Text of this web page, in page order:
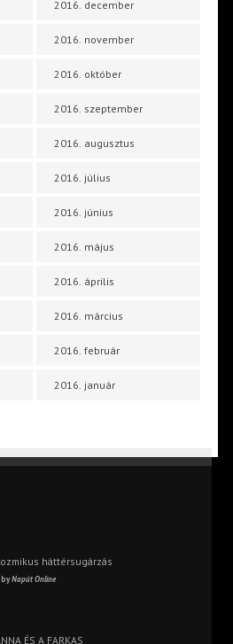
2016. december
2016. november
2016. október
2016. szeptember
2016. augusztus
2016. július
2016. június
2016. május
2016. április
2016. március
2016. február
2016. január
háttérsugárzás
Napút Online
ÉS A FARKAS